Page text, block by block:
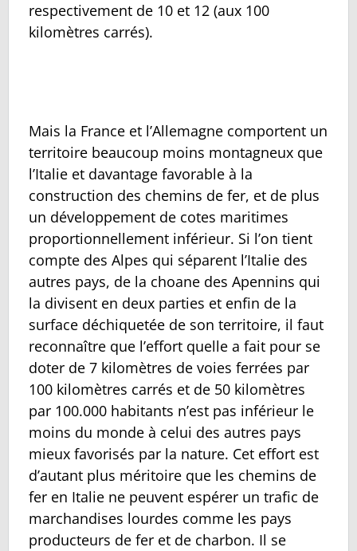
respectivement de 10 et 12 (aux 100
kilomètres carrés).
Mais la France et l’Allemagne comportent un
territoire beaucoup moins montagneux que
l’Italie et davantage favorable à la
construction des chemins de fer, et de plus
un développement de cotes maritimes
proportionnellement inférieur. Si l’on tient
compte des Alpes qui séparent l’Italie des
autres pays, de la choane des Apennins qui
la divisent en deux parties et enfin de la
surface déchiquetée de son territoire, il faut
reconnaître que l’effort quelle a fait pour se
doter de 7 kilomètres de voies ferrées par
100 kilomètres carrés et de 50 kilomètres
par 100.000 habitants n’est pas inférieur le
moins du monde à celui des autres pays
mieux favorisés par la nature. Cet effort est
d’autant plus méritoire que les chemins de
fer en Italie ne peuvent espérer un trafic de
marchandises lourdes comme les pays
producteurs de fer et de charbon. Il se